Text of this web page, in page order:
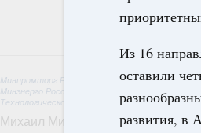
Из 16
оставили
развития, в
6
Минпромторг России Минфин России,
Минэнерго России
Технологическое развитие. Инновации
Михаил Мишустин дал поручения